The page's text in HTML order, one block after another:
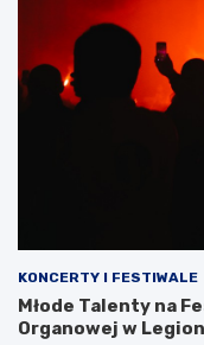
KONCERTY I FESTIWALE
Młode Talenty na
Organowej w